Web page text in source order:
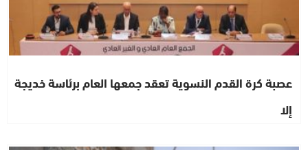
عصبة كرة القدم النسوية تعقد جمعها العام برئاسة خديجة
إلا